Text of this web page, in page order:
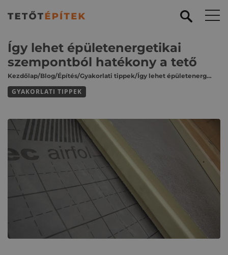
Így lehet épületenergetikai
szempontból hatékony a tető
Kezdőlap/Blog/Építés/Gyakorlati tippek/ Így lehet épületenergetikai szempontból hatékony a tető
GYAKORLATI TIPPEK